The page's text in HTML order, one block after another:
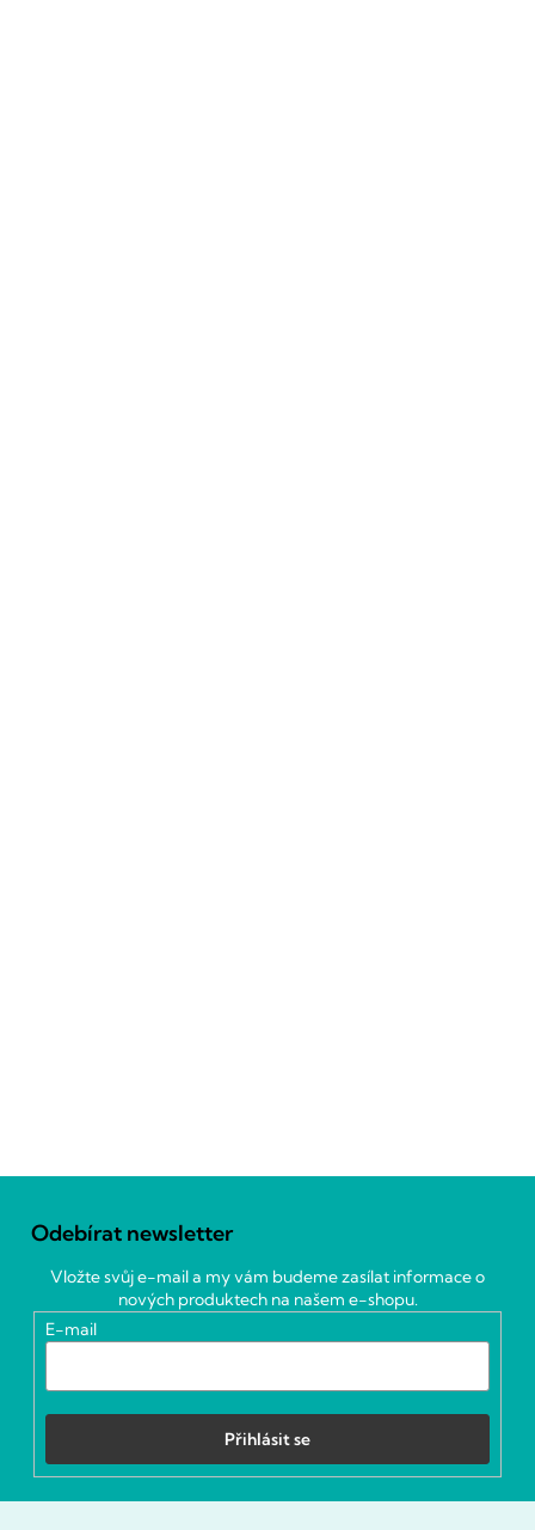
Odebírat newsletter
Vložte svůj e-mail a my vám budeme zasílat informace o
nových produktech na našem e-shopu.
E-mail
Přihlásit se